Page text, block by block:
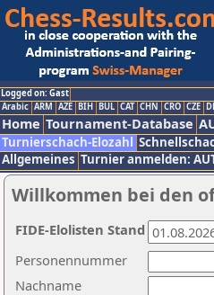
Logged on: Gast
Arabic ARM AZE BIH BUL CAT CHN CRO CZE
Home Tournament-Database
Turnierschach-Elozahl
Allgemeines Turnier anmelden:
Willkommen bei den
Nachname
Personennummer
FIDE-Elolisten Stand